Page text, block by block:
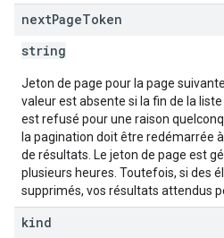
nextPageToken
string
Jeton de page pour la page
valeur est absente si la fin de la
est refusé pour une raison
la pagination doit être redémarrée
de résultats. Le jeton de page est
plusieurs heures. Toutefois, si des
supprimés, vos résultats attendus
kind